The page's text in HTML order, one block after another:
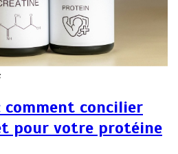
comment concilier
pour votre protéine